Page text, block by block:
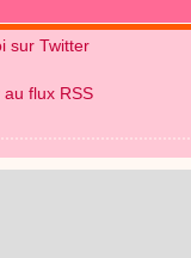
sur Twitter
flux RSS